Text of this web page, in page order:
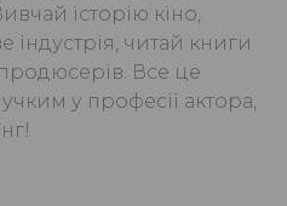
історію кіно,
індустрія, читай книги
Все це
у професії актора,